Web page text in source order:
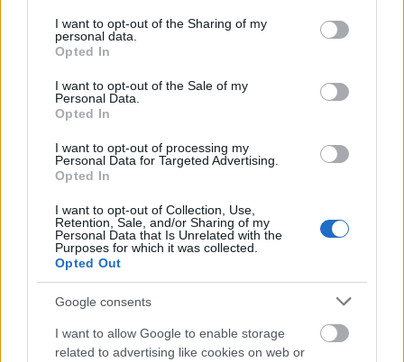
not limited to your visit or usage behaviour. You may click to
grant or deny consent to Google and its third-party tags to
use your data for below specified purposes in below Google
consent section.
I want to opt-out of the Sharing of my
personal data.
Opted In
I want to opt-out of the Sale of my
Personal Data.
Opted In
I want to opt-out of processing my
Personal Data for Targeted Advertising.
Opted In
I want to opt-out of Collection, Use,
Retention, Sale, and/or Sharing of my
Personal Data that Is Unrelated with the
Purposes for which it was collected.
Opted Out
Google consents
I want to allow Google to enable storage
related to advertising like cookies on web or